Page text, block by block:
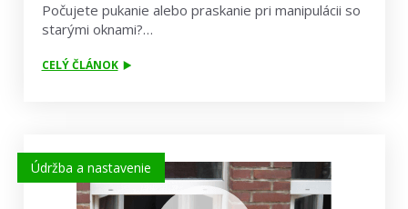
Počujete pukanie alebo praskanie pri manipulácii so
starými oknami?…
CELÝ ČLÁNOK
Údržba a nastavenie